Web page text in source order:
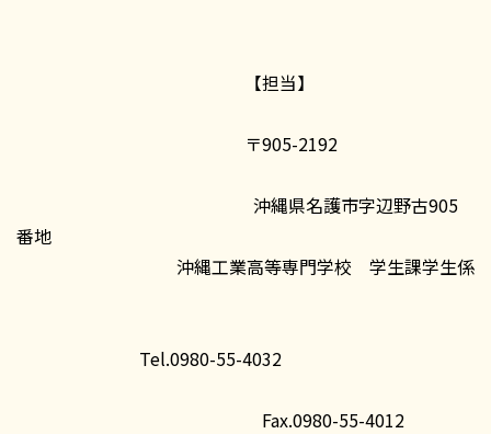
【担当】
〒905-2192
沖縄県名護市字辺野古905
番地
沖縄工業高等専門学校 学生課学生係
Tel.0980-55-4032
Fax.0980-55-4012